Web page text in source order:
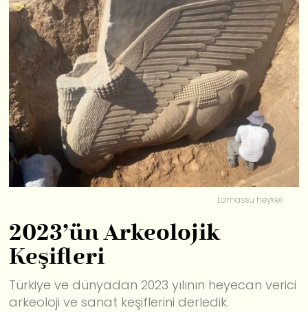
Lamassu heykeli
2023’ün Arkeolojik
Keşifleri
Türkiye ve dünyadan 2023 yılının heyecan verici
arkeoloji ve sanat keşiflerini derledik.